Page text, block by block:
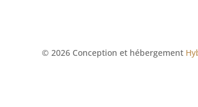
© 2026 Conception et hébergement